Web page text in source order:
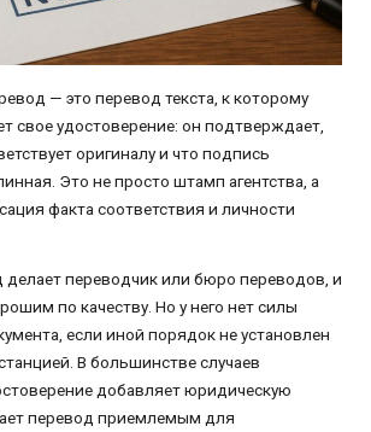
— это перевод текста, к которому
свое удостоверение: он подтверждает,
оригиналу и что подпись
Это не просто штамп агентства, а
факта соответствия и личности
переводчик или бюро переводов, и
по качеству. Но у него нет силы
если иной порядок не установлен
В большинстве случаев
добавляет юридическую
перевод приемлемым для